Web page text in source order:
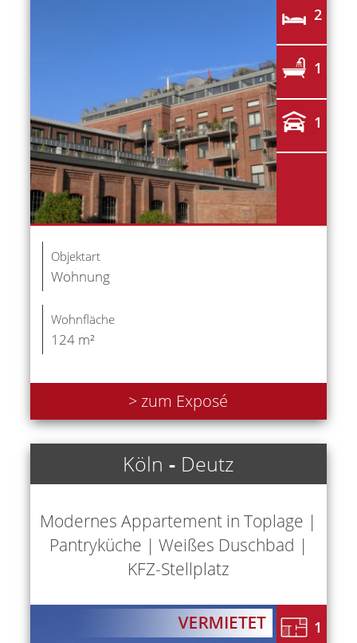
2
1
1
Objektart
Wohnung
Wohnfläche
124 m²
> zum Exposé
Köln - Deutz
Modernes Appartement in Toplage |
Pantryküche | Weißes Duschbad |
KFZ-Stellplatz
1